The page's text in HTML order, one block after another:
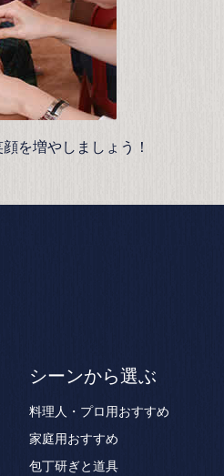
を増やしましょう！
シーンから選ぶ
料理人・プロ用おすすめ
家庭用おすすめ
包丁研ぎと道具